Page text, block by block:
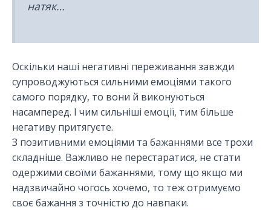
натяк…
Оскільки наші негативні переживання завжди
супроводжуються сильними емоціями такого
самого порядку, то вони й виконуються
насамперед. І чим сильніші емоції, тим більше
негативу притягуєте.
З позитивними емоціями та бажаннями все трохи
складніше. Важливо не перестаратися, не стати
одержими своїми бажаннями, тому що якщо ми
надзвичайно чогось хочемо, то теж отримуємо
своє бажання з точністю до навпаки.